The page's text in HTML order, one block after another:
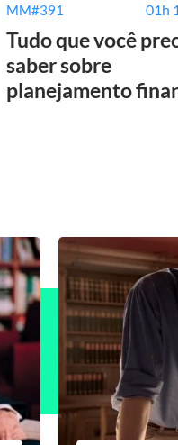
MM#391 01h
Tudo que você
saber sobre
planejamento